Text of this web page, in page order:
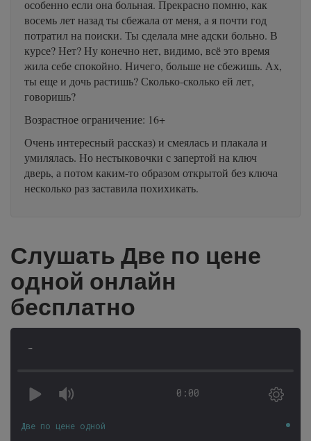
особенно если она больная. Прекрасно помню, как
восемь лет назад ты сбежала от меня, а я почти год
потратил на поиски. Ты сделала мне адски больно. В
курсе? Нет? Ну конечно нет, видимо, всё это время
жила себе спокойно. Ничего, больше не сбежишь. Ах,
ты еще и дочь растишь? Сколько-сколько ей лет,
говоришь?
Возрастное ограничение: 16+
Очень интересный рассказ) и смеялась и плакала и
умилялась. Но нестыковочки с запертой на ключ
дверь, а потом каким-то образом открытой без ключа
несколько раз заставила похихикать.
Слушать Две по цене
одной онлайн
бесплатно
-
0:00
Две по цене одной